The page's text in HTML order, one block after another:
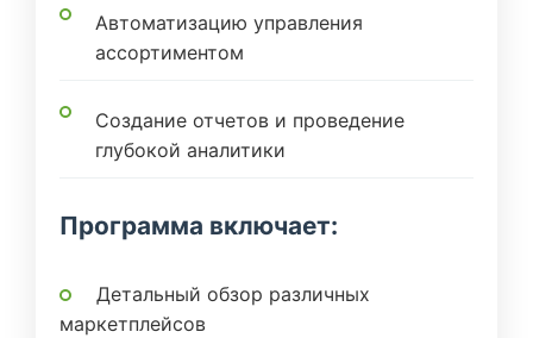
Автоматизацию управления
ассортиментом
Создание отчетов и проведение
глубокой аналитики
Программа включает:
Детальный обзор различных
маркетплейсов